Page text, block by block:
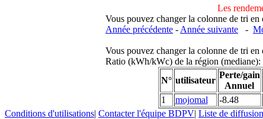
Les
Vous pouvez changer la colonne de tri
Année précédente - Année suivante -
Vous pouvez changer la colonne de tri
Ratio (kWh/kWc) de la région
N° utilisateur
Perte/gain
Annuel
1
mojomal -8.48
Conditions d'utilisations| Contacter l'équipe BDPV| Liste de diffusion